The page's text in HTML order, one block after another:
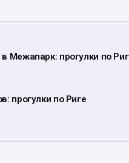
Межапарк: прогулки по
прогулки по Риге